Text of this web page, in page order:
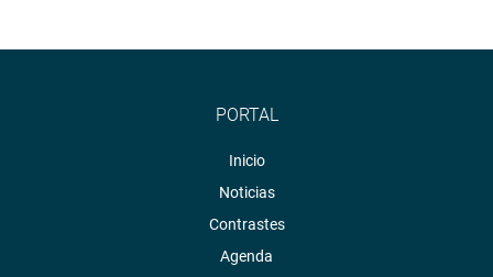
PORTAL
Inicio
Noticias
Contrastes
Agenda